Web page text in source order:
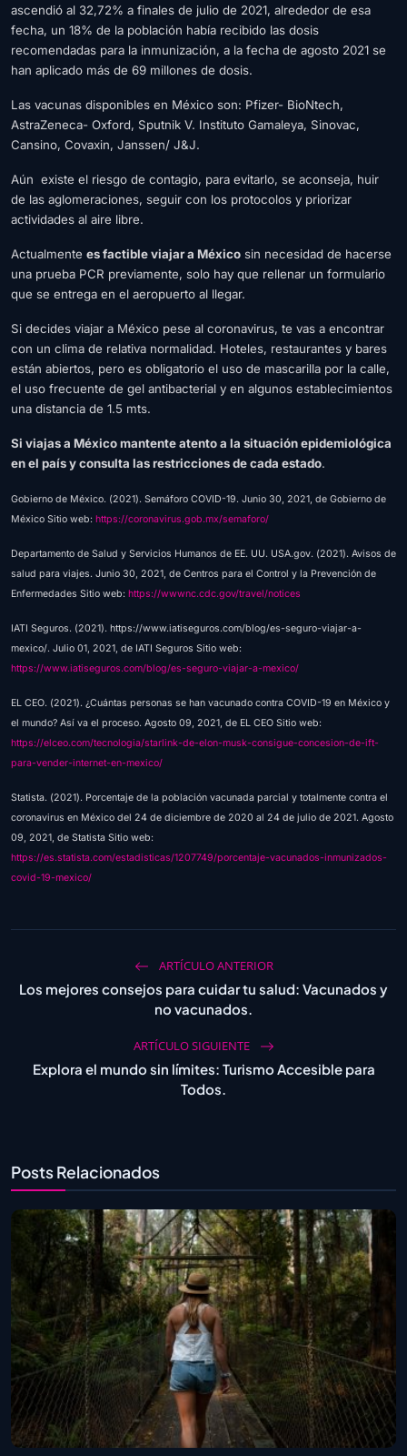
ascendió al 32,72% a finales de julio de 2021, alrededor de esa
fecha, un 18% de la población había recibido las dosis
recomendadas para la inmunización, a la fecha de agosto 2021 se
han aplicado más de 69 millones de dosis.
Las vacunas disponibles en México son: Pfizer- BioNtech,
AstraZeneca- Oxford, Sputnik V. Instituto Gamaleya, Sinovac,
Cansino, Covaxin, Janssen/ J&J.
Aún existe el riesgo de contagio, para evitarlo, se aconseja, huir
de las aglomeraciones, seguir con los protocolos y priorizar
actividades al aire libre.
Actualmente es factible viajar a México sin necesidad de hacerse
una prueba PCR previamente, solo hay que rellenar un formulario
que se entrega en el aeropuerto al llegar.
Si decides viajar a México pese al coronavirus, te vas a encontrar
con un clima de relativa normalidad. Hoteles, restaurantes y bares
están abiertos, pero es obligatorio el uso de mascarilla por la calle,
el uso frecuente de gel antibacterial y en algunos establecimientos
una distancia de 1.5 mts.
Si viajas a México mantente atento a la situación epidemiológica
en el país y consulta las restricciones de cada estado.
Gobierno de México. (2021). Semáforo COVID-19. Junio 30, 2021, de Gobierno de
México Sitio web: https://coronavirus.gob.mx/semaforo/
Departamento de Salud y Servicios Humanos de EE. UU. USA.gov. (2021). Avisos de
salud para viajes. Junio 30, 2021, de Centros para el Control y la Prevención de
Enfermedades Sitio web: https://wwwnc.cdc.gov/travel/notices
IATI Seguros. (2021). https://www.iatiseguros.com/blog/es-seguro-viajar-a-
mexico/. Julio 01, 2021, de IATI Seguros Sitio web:
https://www.iatiseguros.com/blog/es-seguro-viajar-a-mexico/
EL CEO. (2021). ¿Cuántas personas se han vacunado contra COVID-19 en México y
el mundo? Así va el proceso. Agosto 09, 2021, de EL CEO Sitio web:
https://elceo.com/tecnologia/starlink-de-elon-musk-consigue-concesion-de-ift-
para-vender-internet-en-mexico/
Statista. (2021). Porcentaje de la población vacunada parcial y totalmente contra el
coronavirus en México del 24 de diciembre de 2020 al 24 de julio de 2021. Agosto
09, 2021, de Statista Sitio web:
https://es.statista.com/estadisticas/1207749/porcentaje-vacunados-inmunizados-
covid-19-mexico/
ARTÍCULO ANTERIOR
Los mejores consejos para cuidar tu salud: Vacunados y
no vacunados.
ARTÍCULO SIGUIENTE
Explora el mundo sin límites: Turismo Accesible para
Todos.
Posts Relacionados